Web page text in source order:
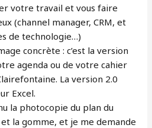
votre travail et vous faire
(channel manager, CRM, et
de technologie…)
concrète : c’est la version
agenda ou de votre cahier
La version 2.0
Excel.
la photocopie du plan du
la gomme, et je me demande